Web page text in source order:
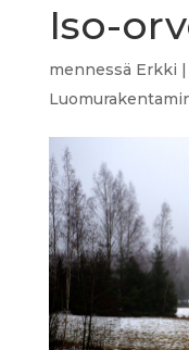
Iso-
mennessä Erkki |